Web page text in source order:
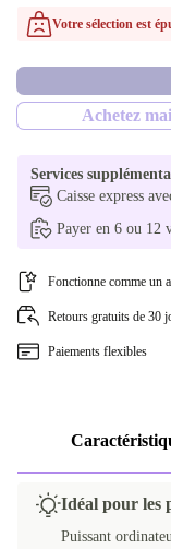
1000 GB
SE (QWERTY)
non
oui
Votre sélection est
Achetez
Services
Caisse express
Payer en 6 ou 12
Fonctionne comme un
Retours gratuits de 30
Paiements flexibles
Idéal pour les
Puissant